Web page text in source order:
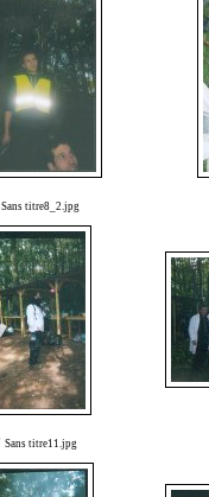
Sans titre8_2.jpg
Sans titre11.jpg